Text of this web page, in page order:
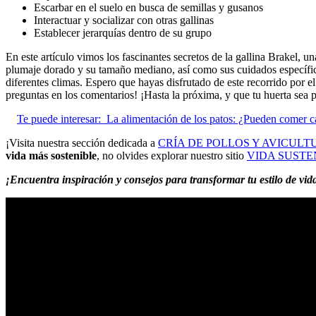
Escarbar en el suelo en busca de semillas y gusanos
Interactuar y socializar con otras gallinas
Establecer jerarquías dentro de su grupo
En este artículo vimos los fascinantes secretos de la gallina Brakel,
plumaje dorado y su tamaño mediano, así como sus cuidados
diferentes climas. Espero que hayas disfrutado de este recorrido por
preguntas en los comentarios! ¡Hasta la próxima, y que tu huerta sea
Te puede interesar: La alimentación de los patos: ¿Pueden comer
¡Visita nuestra sección dedicada a CRÍA DE POLLOS Y
vida más sostenible, no olvides explorar nuestro sitio VIDA
¡Encuentra inspiración y consejos para transformar tu estilo de